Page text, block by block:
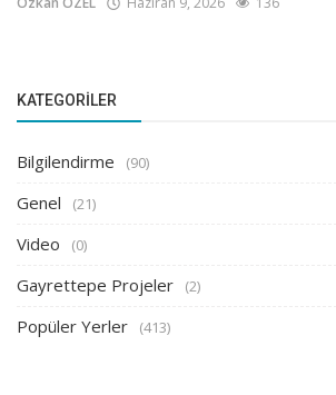
KATEGORILER
Bilgilendirme (90)
Genel (21)
Video (0)
Gayrettepe Projeler (2)
Popüler Yerler (413)